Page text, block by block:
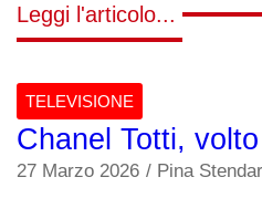
Leggi l'articolo...
TELEVISIONE
Chanel Totti,
27 Marzo 2026 / Pina